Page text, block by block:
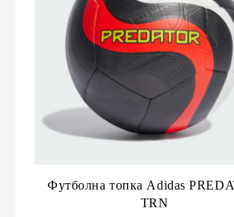
Футболна топка Adidas
TRN